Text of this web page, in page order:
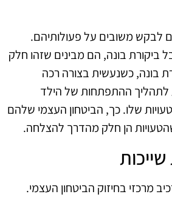
לבקש משובים על פעולותיהם.
ביקורת בונה, הם מבינים שזהו חלק
בונה, כשנעשית בצורה רכה
לתהליך ההתפתחות של הילד
שלו. כך, הביטחון העצמי שלהם
הן חלק מהדרך להצלחה.
מרכזי בחיזוק הביטחון העצמי.